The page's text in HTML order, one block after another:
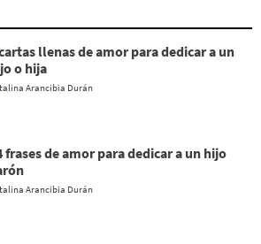
llenas de amor para dedicar a un
o hija
Arancibia Durán
frases de amor para dedicar a un hijo
Arancibia Durán